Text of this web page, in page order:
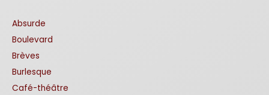
Absurde
Boulevard
Brèves
Burlesque
Café-théâtre